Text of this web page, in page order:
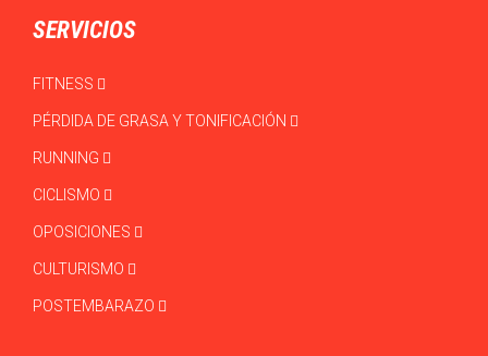
SERVICIOS
FITNESS
PÉRDIDA DE GRASA Y TONIFICACIÓN
RUNNING
CICLISMO
OPOSICIONES
CULTURISMO
POSTEMBARAZO